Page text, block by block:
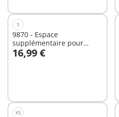
S
9870 - Espace
supplémentaire pour
Centre de loisirs
16,99 €
XS